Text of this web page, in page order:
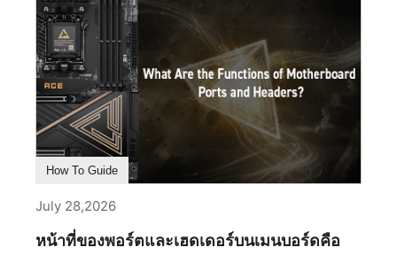
และเรย์เทรซิง (Ray Tracing) จะกินทรัพยากรมาก
ที่สุด ในขณะที่ระบบอัปสเกลและเฟรมเจเนอเรชันจะ
ช่วยดึงประสิทธิภาพกลับมา ส่วนการตั้งค่าอื่นๆ เป็น
เพียงการปรับแต่งปลีกย่อยเท่านั้น หมวดการตั้งค่า สิ่ง
ที่ควบคุม ผลกระทบต่อประสิทธิภาพ ความละเอียด
ความคมชัดของภาพโดยรวมและภาระการเรนเดอร์
พื้นฐาน สูงมาก การขยายขนาดและสร้างเฟรม
(DLSS/FSR/XeSS) กู้คืนประสิทธิภาพหลังจา
กการเรนเดอร์โดยการสร้างหรือแทรกเฟรม การเพิ่ม
ประสิทธิภาพ ลดขอบขรุขระบนเฟรมที่เสร็จสมบูรณ์
(ขึ้นอยู่กับวิธีการ) Ray Tracing แสงที่แม่นยำทาง
How To Guide
July 28,2026
หน้าที่ของพอร์ตและเฮดเดอร์บนเมนบอร์ดคือ